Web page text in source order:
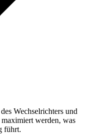
Wechselrichters und
werden, was
führt.